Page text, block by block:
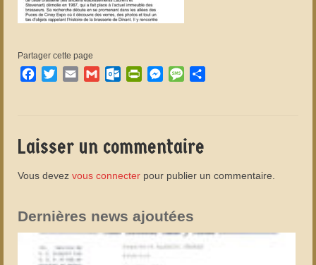
Partager cette page
Facebook
TwitterEmail GmailOutlook.com
PrintFriendly
Messenger
Message
Laisser un commentaire
Vous devez vous connecter pour publier un commentaire.
Dernières news ajoutées